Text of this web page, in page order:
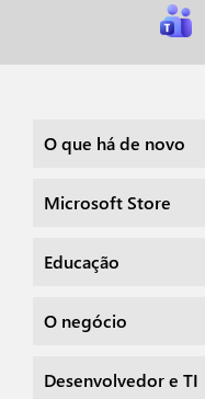
O que há de novo
Microsoft Store
Educação
O negócio
Desenvolvedor e TI